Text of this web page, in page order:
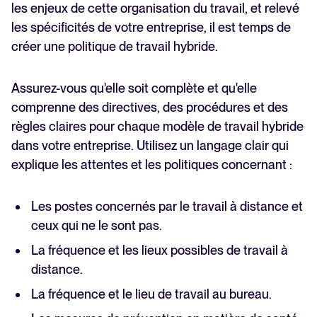
les enjeux de cette organisation du travail, et relevé
les spécificités de votre entreprise, il est temps de
créer une politique de travail hybride.
Assurez-vous qu'elle soit complète et qu'elle
comprenne des directives, des procédures et des
règles claires pour chaque modèle de travail hybride
dans votre entreprise. Utilisez un langage clair qui
explique les attentes et les politiques concernant :
Les postes concernés par le travail à distance et
ceux qui ne le sont pas.
La fréquence et les lieux possibles de travail à
distance.
La fréquence et le lieu de travail au bureau.